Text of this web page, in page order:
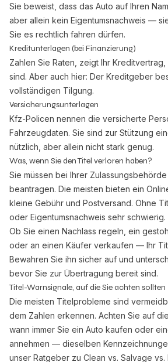
Sie beweist, dass das Auto auf Ihren
aber allein kein Eigentumsnachweis —
Sie es rechtlich fahren dürfen.
Kreditunterlagen (bei Finanzierung)
Zahlen Sie Raten, zeigt Ihr
sind. Aber auch hier: Der Kreditgeber
vollständigen Tilgung.
Versicherungsunterlagen
Kfz-Policen nennen die versicherte
Fahrzeugdaten. Sie sind zur Stützung
nützlich, aber allein nicht stark genug.
Was, wenn Sie den Titel verloren haben?
Sie müssen bei Ihrer
beantragen. Die meisten bieten ein
kleine Gebühr und Postversand. Ohne
oder Eigentumsnachweis sehr schwierig.
Ob Sie einen Nachlass regeln, ein
oder an einen Käufer verkaufen — Ihr
Bewahren Sie ihn sicher auf und
bevor Sie zur Übertragung bereit sind.
Titel-Warnsignale, auf die Sie achten sollten
Die meisten Titelprobleme sind
dem Zahlen erkennen. Achten Sie auf
wann immer Sie ein Auto kaufen oder
annehmen — dieselben
unser Ratgeber zu Clean vs. Salvage vs.